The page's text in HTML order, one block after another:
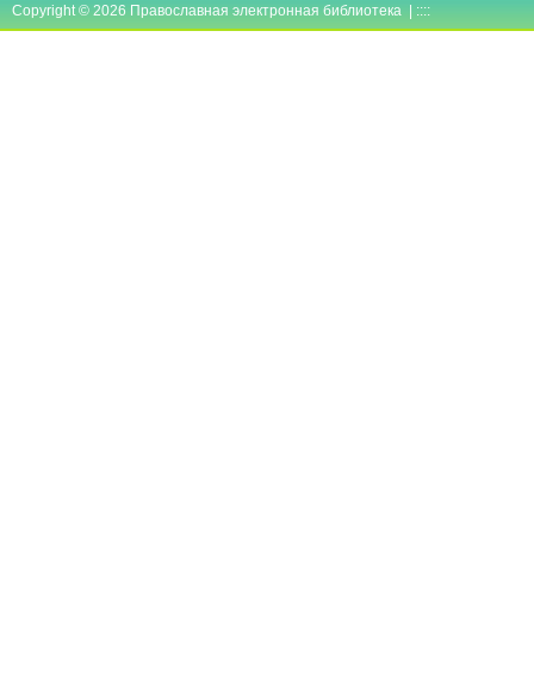
Copyright © 2026 Православная электронная библиотека | ::::